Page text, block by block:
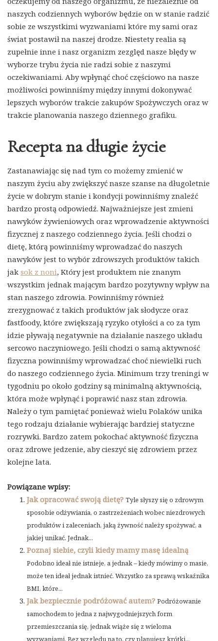
naszych codziennych wyborów będzie on w stanie radzić
sobie ze wszystkimi wyzwaniami które my sami oraz
świat postawił na naszej drodze. Niestety realia są
zupełnie inne i nasz organizm zezględ nasze błędy w
wyborze trybu życia nie radzi sobie z naszymi
oczekiwaniami. Aby wpłynąć choć częściowo na nasze
możliwości powinniśmy między innymi dokonywać
lepszych wyborów trakcie zakupów Spożywczych oraz w
trakcie planowania naszego dziennego grafiku.
Recepta na długie życie
Zastanawiając się nad tym co możemy zmienić w
naszym życiu aby zwiększyć nasze szanse na długoletnie
życie w dobrym stanie i kondycji powinniśmy znaleźć
bardzo prostą odpowiedź. Najważniejsze jest zmieni
nawyków żywieniowych oraz wprowadzenie aktywności
fizycznej z naszego codziennego życia. Jeśli chodzi o
dietę, którą powinniśmy wprowadzać do naszych
nawyków jest to wybór zdrowszych produktów takich
jak sok z noni, Który jest produktem nie znanym
wszystkim jednak mającym bardzo pozytywny wpływ na
stan naszego zdrowia. Powinniśmy również
zrezygnować z takich produktów jak słodycze oraz
fastfoody, które zwiększają ryzyko otyłości a co za tym
idzie pływają negatywnie na działanie naszego układu
sercowo naczyniowego. Jeśli chodzi o samą aktywność
fizyczna powinniśmy wprowadzać choć niewielki ruch
do naszego codziennego życia. Minimum trzy treningi w
tygodniu po około godziny są minimalną aktywnością,
która może wpłynąć i poprawić nasz stan zdrowia.
Należy o tym pamiętać ponieważ wielu Polaków unika
tego rodzaju działanie wybierając bardziej statyczne
rozrywki. Bardzo zatem pokochać aktywność fizyczna
oraz zdrowe jedzenie, aby cieszyć się zdrowiem przez
kolejne lata.
Powiązane wpisy:
Jak opracować swoją dietę? Tyle słyszy się o zdrowym
sposobie odżywiania, o zastrzeżeniach wobec niezdrowych
produktów i zaleceniach, jaką żywność należy spożywać, a
jakiej unikać. Jednak...
Poznaj siebie, czyli kiedy mamy masę idealną
Podobno ideał nie istnieje, a jednak – kiedy mówimy o masie,
może ten ideał jednak istnieć. Wszystko za sprawą wskaźnika
BMI, które...
Jak bezpiecznie podróżować autem? Podróżowanie
samochodem to jedna z najwygodniejszych form
przemieszczania się, jednak wiąże się z wieloma